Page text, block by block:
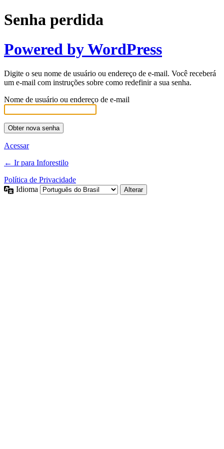
Senha perdida
Powered by WordPress
Digite o seu nome de usuário ou endereço de e-mail. Você receberá
um e-mail com instruções sobre como redefinir a sua senha.
Nome de usuário ou endereço de e-mail
Acessar
← Ir para Inforestilo
Política de Privacidade
Idioma